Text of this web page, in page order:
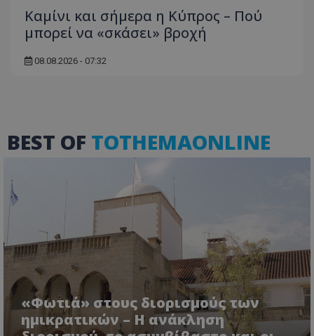
Καμίνι και σήμερα η Κύπρος – Πού
μπορεί να «σκάσει» βροχή
08.08.2026 - 07:32
BEST OF TOTHEMAONLINE
«Φωτιά» στους διορισμούς των
ημικρατικών – Η ανάκληση